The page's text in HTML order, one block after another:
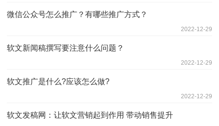
微信公众号怎么推广？有哪些推广方式？
2022-12-29
软文新闻稿撰写要注意什么问题？
2022-12-29
软文推广是什么?应该怎么做?
2022-12-29
软文发稿网：让软文营销起到作用 带动销售提升